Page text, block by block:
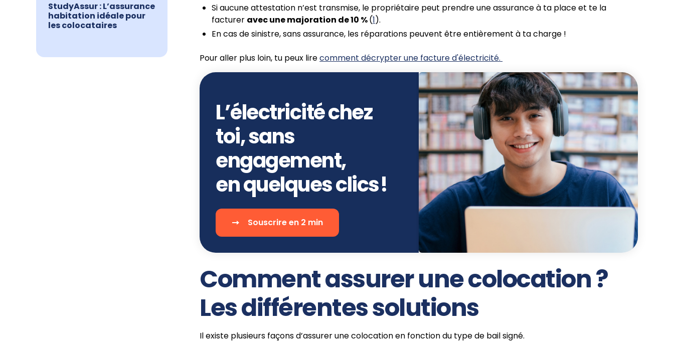
StudyAssur : L’assurance
habitation idéale pour
les colocataires
Si aucune attestation n’est transmise, le propriétaire peut prendre une assurance à ta place et te la
facturer avec une majoration de 10 %(1).
En cas de sinistre, sans assurance, les réparations peuvent être entièrement à ta charge !
Pour aller plus loin, tu peux lirecomment décrypter une facture d'électricité.
L’électricité chez
toi, sans
engagement,
en quelques clics !
Souscrire en 2 min
Comment assurer une colocation ?
Les différentes solutions
Il existe plusieurs façons d’assurer une colocation en fonction du type de bail signé.